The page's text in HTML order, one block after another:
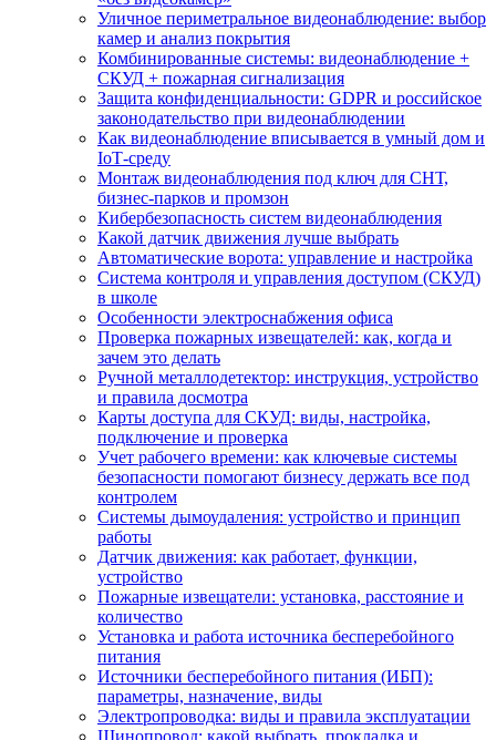
Уличное периметральное видеонаблюдение: выбор
камер и анализ покрытия
Комбинированные системы: видеонаблюдение +
СКУД + пожарная сигнализация
Защита конфиденциальности: GDPR и российское
законодательство при видеонаблюдении
Как видеонаблюдение вписывается в умный дом и
IoT‑среду
Монтаж видеонаблюдения под ключ для СНТ,
бизнес‑парков и промзон
Кибербезопасность систем видеонаблюдения
Какой датчик движения лучше выбрать
Автоматические ворота: управление и настройка
Система контроля и управления доступом (СКУД)
в школе
Особенности электроснабжения офиса
Проверка пожарных извещателей: как, когда и
зачем это делать
Ручной металлодетектор: инструкция, устройство
и правила досмотра
Карты доступа для СКУД: виды, настройка,
подключение и проверка
Учет рабочего времени: как ключевые системы
безопасности помогают бизнесу держать все под
контролем
Системы дымоудаления: устройство и принцип
работы
Датчик движения: как работает, функции,
устройство
Пожарные извещатели: установка, расстояние и
количество
Установка и работа источника бесперебойного
питания
Источники бесперебойного питания (ИБП):
параметры, назначение, виды
Электропроводка: виды и правила эксплуатации
Шинопровод: какой выбрать, прокладка и